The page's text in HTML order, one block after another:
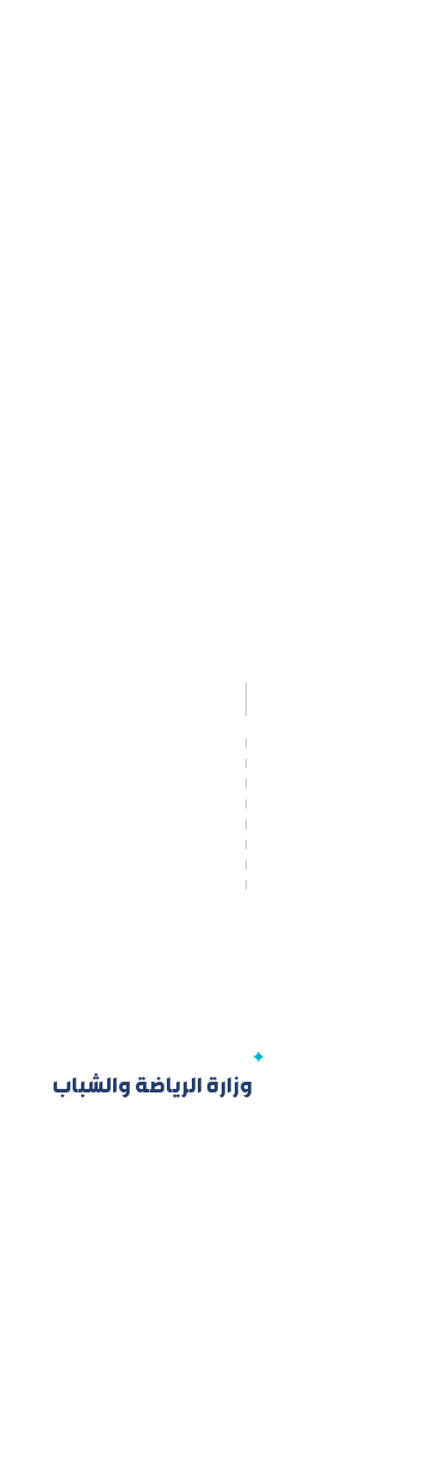
وزارة الرياضة والشباب